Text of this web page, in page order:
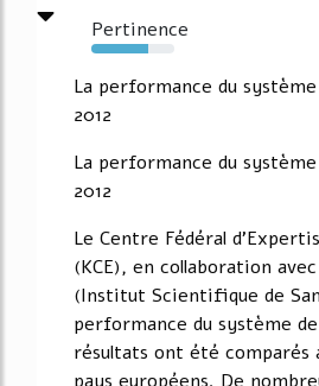
Pertinence
69%
La performance du
2012
La performance du
2012
Le Centre Fédéral
(KCE), en collaboration
(Institut Scientifique de
performance du système
résultats ont été comparés